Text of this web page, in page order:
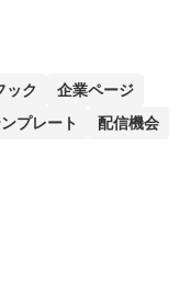
ック
企業ページ
プレート
配信機会